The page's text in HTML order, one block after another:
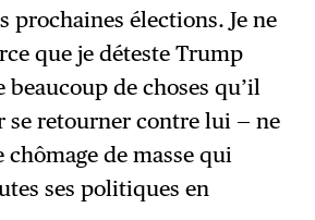
prochaines élections. Je ne
que je déteste Trump
beaucoup de choses qu’il
retourner contre lui — ne
chômage de masse qui
ses politiques en